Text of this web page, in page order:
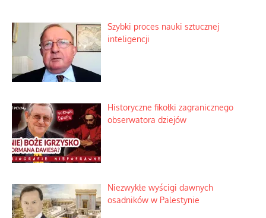
Szybki proces nauki sztucznej
inteligencji
Historyczne fikołki zagranicznego
obserwatora dziejów
Niezwykłe wyścigi dawnych
osadników w Palestynie